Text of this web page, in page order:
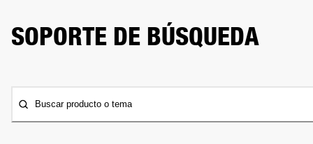
SOPORTE DE BÚSQUEDA
Buscar producto o tema